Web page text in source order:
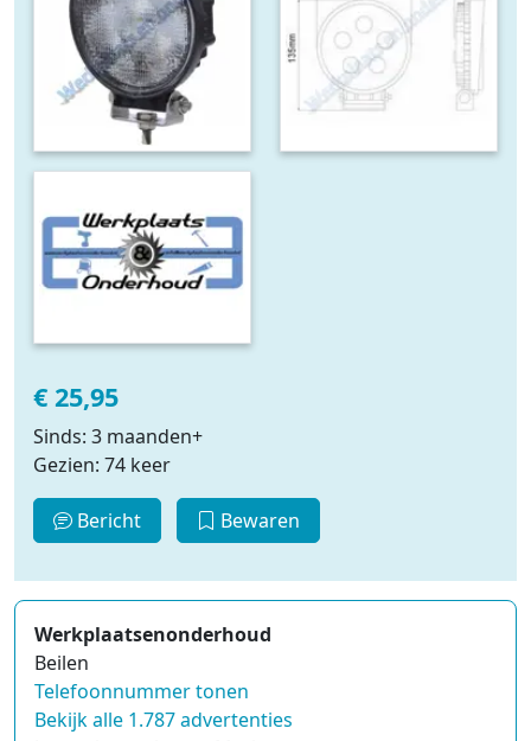
€ 25,95
Sinds: 3 maanden+
Gezien: 74 keer
Bericht Bewaren
Werkplaatsenonderhoud
Beilen
Telefoonnummer tonen
Bekijk alle 1.787 advertenties